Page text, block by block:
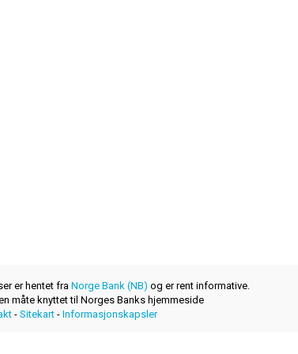
er hentet fra Norge Bank (NB) og er rent informative.
måte knyttet til Norges Banks hjemmeside
- Sitekart- Informasjonskapsler